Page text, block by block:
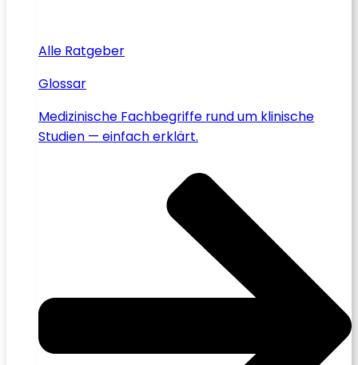
Alle Ratgeber
Glossar
Medizinische Fachbegriffe rund um klinische
Studien — einfach erklärt.